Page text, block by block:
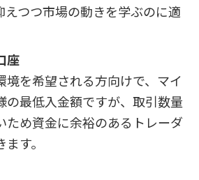
えつつ市場の動きを学ぶのに適
座
境を希望される方向けで、マイ
の最低入金額ですが、取引数量
ため資金に余裕のあるトレーダ
す。